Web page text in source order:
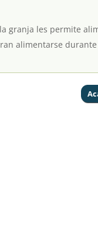
granja les permite